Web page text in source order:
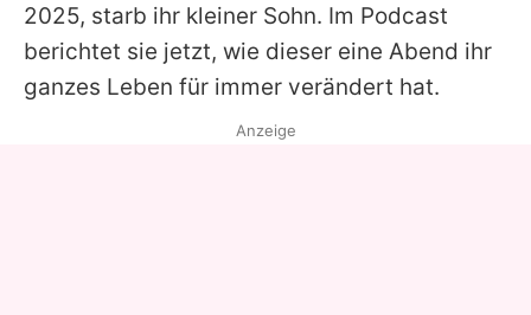
2025, starb ihr kleiner Sohn. Im Podcast
berichtet sie jetzt, wie dieser eine Abend ihr
ganzes Leben für immer verändert hat.
Anzeige